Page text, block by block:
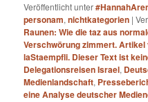
Veröffentlicht unter
personam,nichtkategorien |
Raunen: Wie die taz aus
Verschwörung zimmert.
laStaempfli. Dieser Text ist
Delegationsreisen Israel,
Medienlandschaft,
eine Analyse deutscher